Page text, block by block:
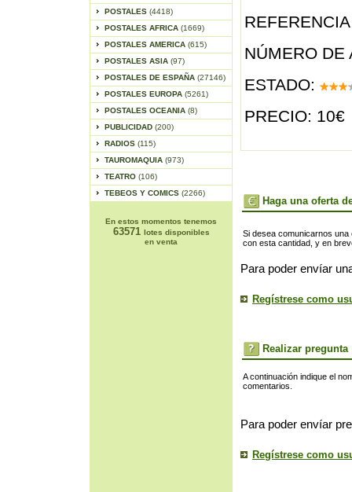
POSTALES (4418)
POSTALES AFRICA (1669)
POSTALES AMERICA (615)
POSTALES ASIA (97)
POSTALES DE ESPAÑA (27146)
POSTALES EUROPA (5261)
POSTALES OCEANIA (8)
PUBLICIDAD (200)
RADIOS (115)
TAUROMAQUIA (973)
TEATRO (106)
TEBEOS Y COMICS (2266)
En estos momentos tenemos
63571 lotes disponibles
en venta
NÚMERO DE
ESTADO:
PRECIO: 10€
Haga una oferta
Si desea comunicarnos
con esta cantidad, y en
Para poder envíar
Regístrese como
Realizar pregunta
A continuación indique el
comentarios.
Para poder envíar
Regístrese como